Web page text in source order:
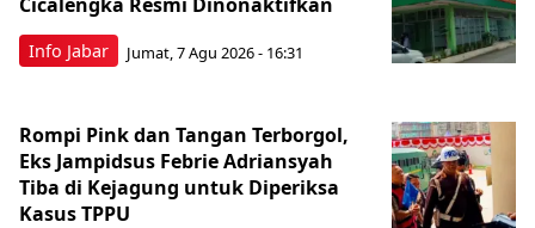
Info Jabar Jumat, 7 Agu 2026 - 16:31
Rompi Pink dan Tangan Terborgol,
Eks Jampidsus Febrie Adriansyah
Tiba di Kejagung untuk Diperiksa
Kasus TPPU